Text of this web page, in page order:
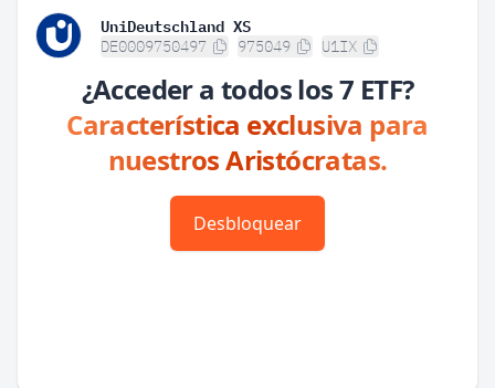
UniDeutschland XS
DE0009750497 975049 U1IX
¿Acceder a todos los 7 ETF?
Característica exclusiva para
nuestros Aristócratas.
Desbloquear